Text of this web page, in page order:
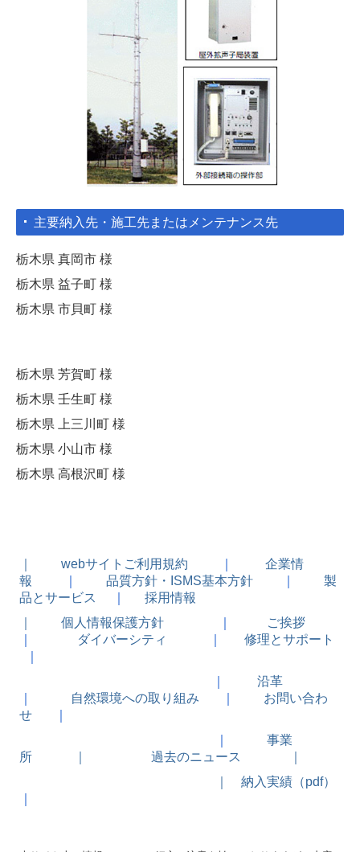
主要納入先・施工先またはメンテナンス先
栃木県 真岡市 様
栃木県 益子町 様
栃木県 市貝町 様
栃木県 芳賀町 様
栃木県 壬生町 様
栃木県 上三川町 様
栃木県 小山市 様
栃木県 高根沢町 様
webサイトご利用規約 ｜企業情
報
｜品質方針・ISMS基本方針 ｜製
品とサービス
｜採用情報
｜個人情報保護方針
ご挨拶
ダイバーシティ
修理とサポート
沿革
自然環境への取り組み
お問い合わ
せ
事業
所
過去のニュース ｜
納入実績（pdf）